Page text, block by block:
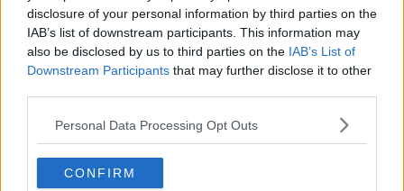
disclosure of your personal information by third parties on the
IAB’s list of downstream participants. This information may
also be disclosed by us to third parties on the IAB’s List of
Downstream Participants that may further disclose it to other
Personal Data Processing Opt Outs
CONFIRM